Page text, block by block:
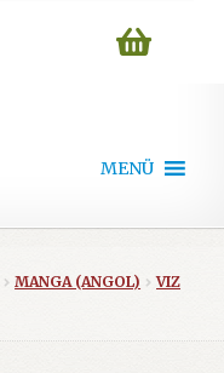
MENÜ
MANGA (ANGOL)
VIZ